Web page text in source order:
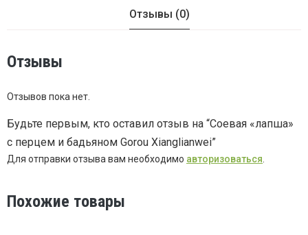
Отзывы (0)
Отзывы
Отзывов пока нет.
Будьте первым, кто оставил отзыв на “Соевая «лапша»
с перцем и бадьяном Gorou Xianglianwei”
Для отправки отзыва вам необходимо авторизоваться
Похожие товары